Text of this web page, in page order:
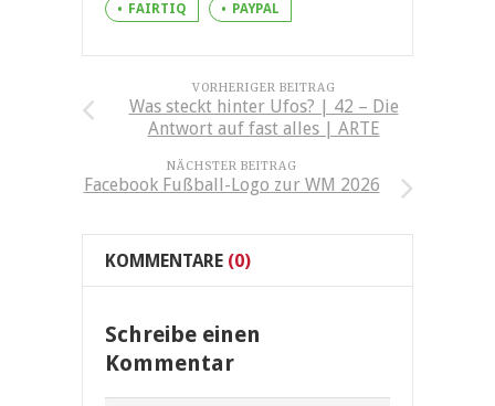
FAIRTIQ PAYPAL
VORHERIGER BEITRAG
Was steckt hinter Ufos? | 42 – Die
Antwort auf fast alles | ARTE
NÄCHSTER BEITRAG
Facebook Fußball-Logo zur WM 2026
KOMMENTARE (0)
Schreibe einen
Kommentar